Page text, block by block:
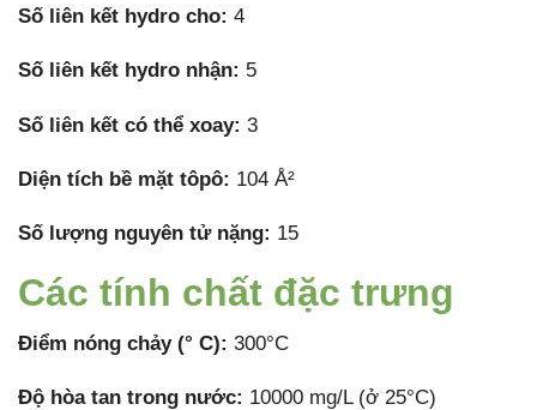
Số liên kết hydro cho: 4
Số liên kết hydro nhận: 5
Số liên kết có thể xoay: 3
Diện tích bề mặt tôpô: 104 Å²
Số lượng nguyên tử nặng: 15
Các tính chất đặc trưng
Điểm nóng chảy (° C): 300°C
Độ hòa tan trong nước: 10000 mg/L (ở 25°C)